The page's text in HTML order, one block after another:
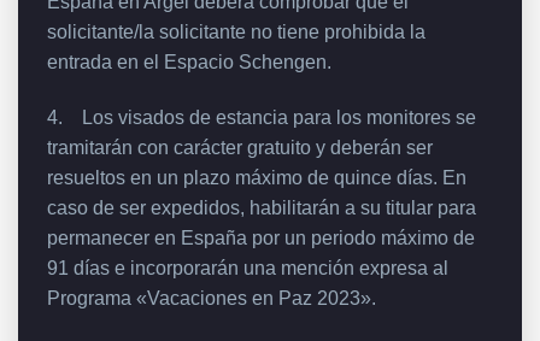
solicitante/la solicitante no tiene prohibida la
entrada en el Espacio Schengen.
4. Los visados de estancia para los monitores se
tramitarán con carácter gratuito y deberán ser
resueltos en un plazo máximo de quince días. En
caso de ser expedidos, habilitarán a su titular para
permanecer en España por un periodo máximo de
91 días e incorporarán una mención expresa al
Programa «Vacaciones en Paz 2023».